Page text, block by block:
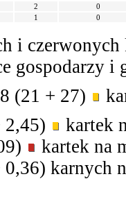
2
0
1 0
i
gospodarzy i
(21 + 27)
2,45)
kartek
kartek na
karnych